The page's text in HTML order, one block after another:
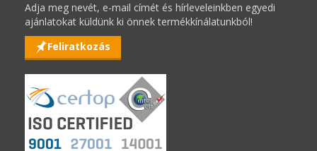
Adja meg nevét, e-mail címét és hírleveleinkben egyedi
ajánlatokat küldünk ki önnek termékkínálatunkból!
Feliratkozás